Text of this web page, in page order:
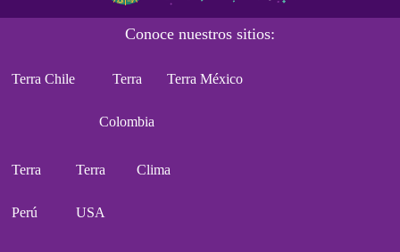
Conoce nuestros sitios:
Terra Chile Terra
Colombia
Terra México
Terra
Perú
Terra
USA
Clima